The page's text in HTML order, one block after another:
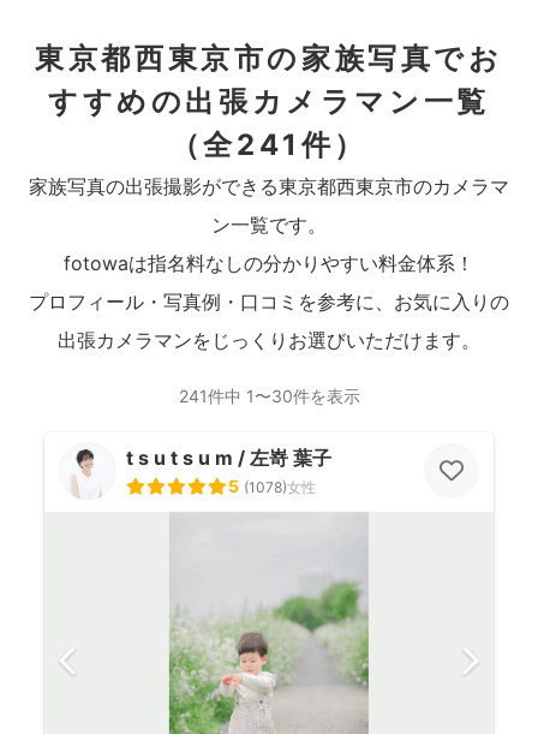
東京都西東京市の家族写真でお
すすめの出張カメラマン一覧
（全241件）
家族写真の出張撮影ができる東京都西東京市のカメラマ
ン一覧です。
fotowaは指名料なしの分かりやすい料金体系！
プロフィール・写真例・口コミを参考に、お気に入りの
出張カメラマンをじっくりお選びいただけます。
241件中 1〜30件を表示
t s u t s u m / 左嵜 葉子
5 (1078)女性